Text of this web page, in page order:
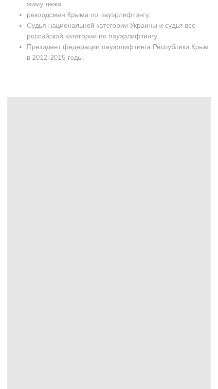
жиму лежа.
рекордсмен Крыма по пауэрлифтингу.
Судья национальной категории Украины и судья все
российской категории по пауэрлифтингу.
Президент федерации пауэрлифтинга Республики Крым
в 2012-2015 годы.